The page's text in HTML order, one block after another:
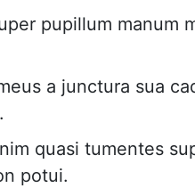
pupillum manum
a junctura sua
quasi tumentes
potui.